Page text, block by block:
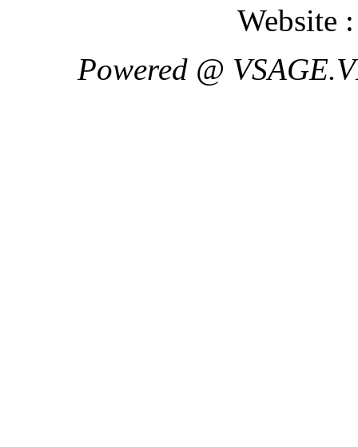
Website
Powered @